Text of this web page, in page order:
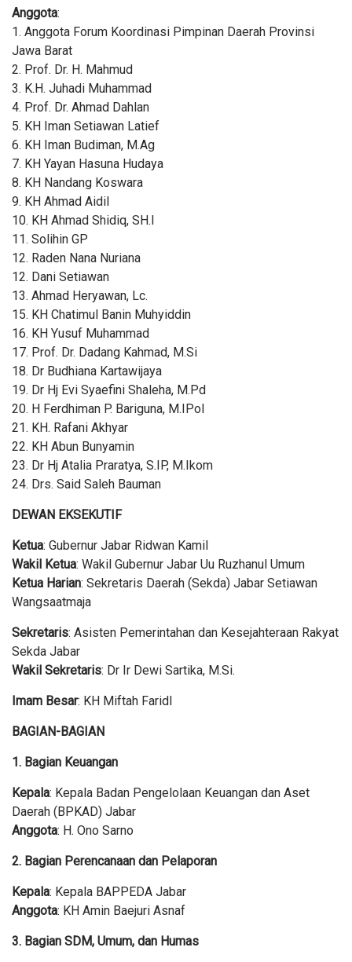
Anggota:
1. Anggota Forum Koordinasi Pimpinan Daerah Provinsi
Jawa Barat
2. Prof. Dr. H. Mahmud
3. K.H. Juhadi Muhammad
4. Prof. Dr. Ahmad Dahlan
5. KH Iman Setiawan Latief
6. KH Iman Budiman, M.Ag
7. KH Yayan Hasuna Hudaya
8. KH Nandang Koswara
9. KH Ahmad Aidil
10. KH Ahmad Shidiq, SH.I
11. Solihin GP
12. Raden Nana Nuriana
12. Dani Setiawan
13. Ahmad Heryawan, Lc.
15. KH Chatimul Banin Muhyiddin
16. KH Yusuf Muhammad
17. Prof. Dr. Dadang Kahmad, M.Si
18. Dr Budhiana Kartawijaya
19. Dr Hj Evi Syaefini Shaleha, M.Pd
20. H Ferdhiman P. Bariguna, M.IPol
21. KH. Rafani Akhyar
22. KH Abun Bunyamin
23. Dr Hj Atalia Praratya, S.IP, M.Ikom
24. Drs. Said Saleh Bauman
DEWAN EKSEKUTIF
Ketua: Gubernur Jabar Ridwan Kamil
Wakil Ketua: Wakil Gubernur Jabar Uu Ruzhanul Umum
Ketua Harian: Sekretaris Daerah (Sekda) Jabar Setiawan
Wangsaatmaja
Sekretaris: Asisten Pemerintahan dan Kesejahteraan Rakyat
Sekda Jabar
Wakil Sekretaris: Dr Ir Dewi Sartika, M.Si.
Imam Besar: KH Miftah Faridl
BAGIAN-BAGIAN
1. Bagian Keuangan
Kepala: Kepala Badan Pengelolaan Keuangan dan Aset
Daerah (BPKAD) Jabar
Anggota: H. Ono Sarno
2. Bagian Perencanaan dan Pelaporan
Kepala: Kepala BAPPEDA Jabar
Anggota: KH Amin Baejuri Asnaf
3. Bagian SDM, Umum, dan Humas